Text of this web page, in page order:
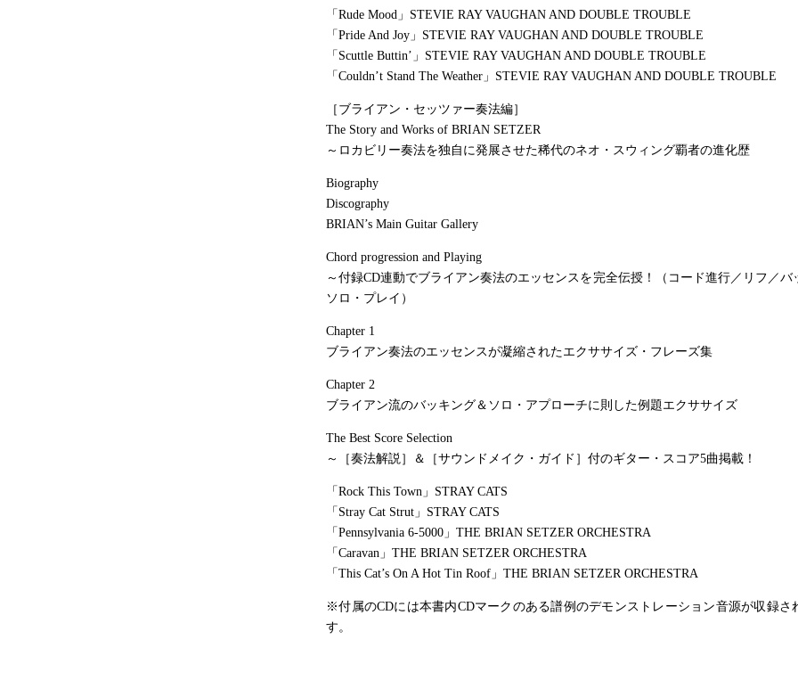
「Rude Mood」STEVIE RAY VAUGHAN AND DOUBLE TROUBLE
「Pride And Joy」STEVIE RAY VAUGHAN AND DOUBLE TROUBLE
「Scuttle Buttin’」STEVIE RAY VAUGHAN AND DOUBLE TROUBLE
「Couldn’t Stand The Weather」STEVIE RAY VAUGHAN AND DOUBLE TROUBLE
［ブライアン・セッツァー奏法編］
The Story and Works of BRIAN SETZER
～ロカビリー奏法を独自に発展させた稀代のネオ・スウィング覇者の進化歴
Biography
Discography
BRIAN’s Main Guitar Gallery
Chord progression and Playing
～付録CD連動でブライアン奏法のエッセンスを完全伝授！（コード進行／リフ／バ
ソロ・プレイ）
Chapter 1
ブライアン奏法のエッセンスが凝縮されたエクササイズ・フレーズ集
Chapter 2
ブライアン流のバッキング＆ソロ・アプローチに則した例題エクササイズ
The Best Score Selection
～［奏法解説］＆［サウンドメイク・ガイド］付のギター・スコア5曲掲載！
「Rock This Town」STRAY CATS
「Stray Cat Strut」STRAY CATS
「Pennsylvania 6-5000」THE BRIAN SETZER ORCHESTRA
「Caravan」THE BRIAN SETZER ORCHESTRA
「This Cat’s On A Hot Tin Roof」THE BRIAN SETZER ORCHESTRA
※付属のCDには本書内CDマークのある譜例のデモンストレーション音源が収録さ
す。